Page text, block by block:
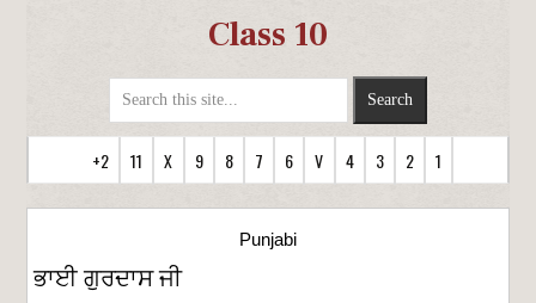
Class 10
+2 11 X 9 8 7 6 V 4 3 2 1
Punjabi
ਭਾਈ ਗੁਰਦਾਸ ਜੀ